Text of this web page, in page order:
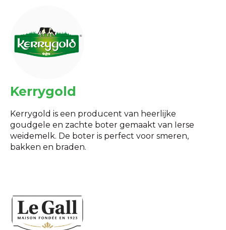
Kerrygold
Kerrygold is een producent van heerlijke
goudgele en zachte boter gemaakt van Ierse
weidemelk. De boter is perfect voor smeren,
bakken en braden.